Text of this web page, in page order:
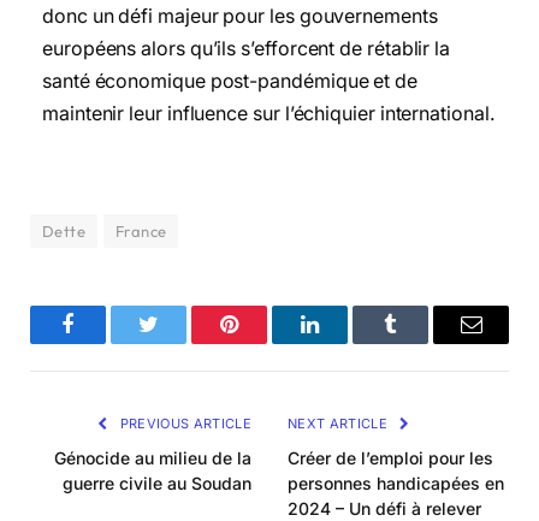
donc un défi majeur pour les gouvernements
européens alors qu’ils s’efforcent de rétablir la
santé économique post-pandémique et de
maintenir leur influence sur l’échiquier international.
Dette France
FacebookTwitter Pinterest LinkedInTumblr Email
PREVIOUS ARTICLE
Génocide au milieu de la
guerre civile au Soudan
NEXT ARTICLE
Créer de l’emploi pour les
personnes handicapées en
2024 – Un défi à relever